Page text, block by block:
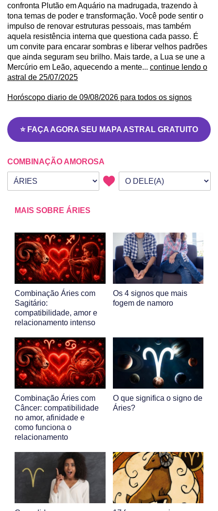
confronta Plutão em Aquário na madrugada, trazendo à
tona temas de poder e transformação. Você pode sentir o
impulso de renovar estruturas pessoais, mas também
aquela resistência interna que questiona cada passo. É
um convite para encarar sombras e liberar velhos padrões
que ainda seguram seu brilho. Mais tarde, a Lua se une a
Mercúrio em Leão, aquecendo a mente... continue lendo o
astral de 25/07/2025
Horóscopo diario de 09/08/2026 para todos os signos
⭐ FAÇA AGORA SEU MAPA ASTRAL GRATUITO
COMBINAÇÃO AMOROSA
Seu signo
Signo da outra pessoa
MAIS SOBRE ÁRIES
Combinação Áries com
Sagitário:
compatibilidade, amor e
relacionamento intenso
Os 4 signos que mais
fogem de namoro
Combinação Áries com
Câncer: compatibilidade
no amor, afinidade e
como funciona o
relacionamento
O que significa o signo de
Áries?